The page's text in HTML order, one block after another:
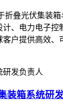
折叠光伏集装
、电力电子控
客户提供高效、
装箱系统研